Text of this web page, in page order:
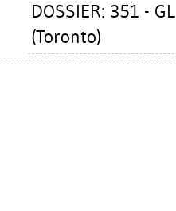
DOSSIER: 351 -
(Toronto)